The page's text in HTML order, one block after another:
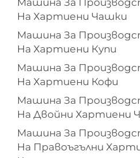
Машина За
На Хартиени Чашки
Машина За
На Хартиени Купи
Машина За
На Хартиени Кофи
Машина За
На Двойни Хартиени
Машина За
На Правоъгълни